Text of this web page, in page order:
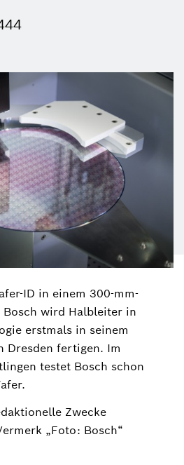
ID in einem 300-mm-
Bosch wird Halbleiter in
erstmals in seinem
Dresden fertigen. Im
testet Bosch schon
Zwecke
„Foto: Bosch“